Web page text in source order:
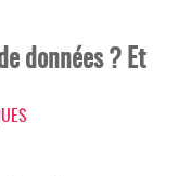
données ? Et